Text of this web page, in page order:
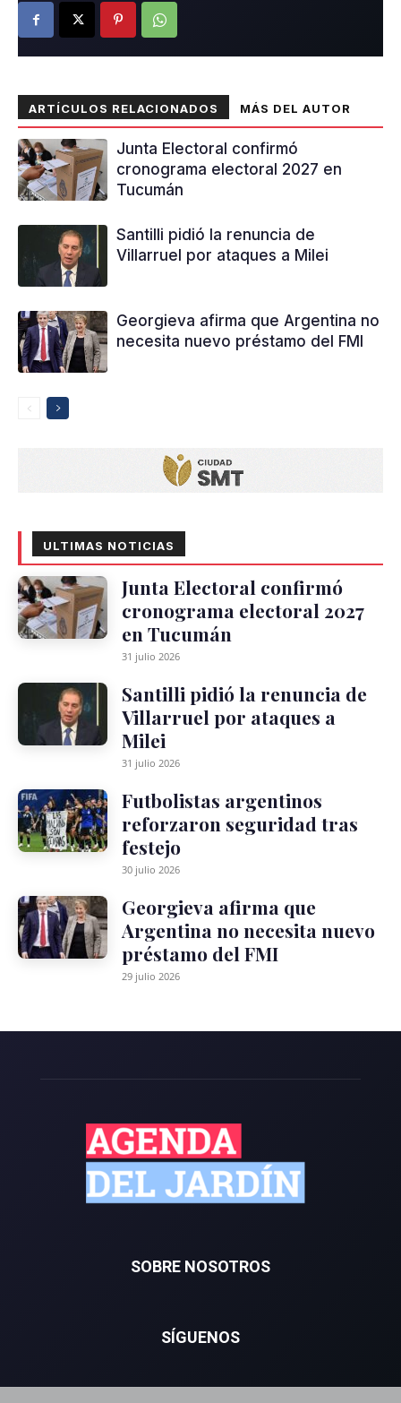
ARTÍCULOS RELACIONADOS MÁS DEL AUTOR
Junta Electoral confirmó
cronograma electoral 2027 en
Tucumán
Santilli pidió la renuncia de
Villarruel por ataques a Milei
Georgieva afirma que Argentina no
necesita nuevo préstamo del FMI
ULTIMAS NOTICIAS
Junta Electoral confirmó
cronograma electoral 2027
en Tucumán
31 julio 2026
Santilli pidió la renuncia de
Villarruel por ataques a
Milei
31 julio 2026
Futbolistas argentinos
reforzaron seguridad tras
festejo
30 julio 2026
Georgieva afirma que
Argentina no necesita nuevo
préstamo del FMI
29 julio 2026
SOBRE NOSOTROS
SÍGUENOS